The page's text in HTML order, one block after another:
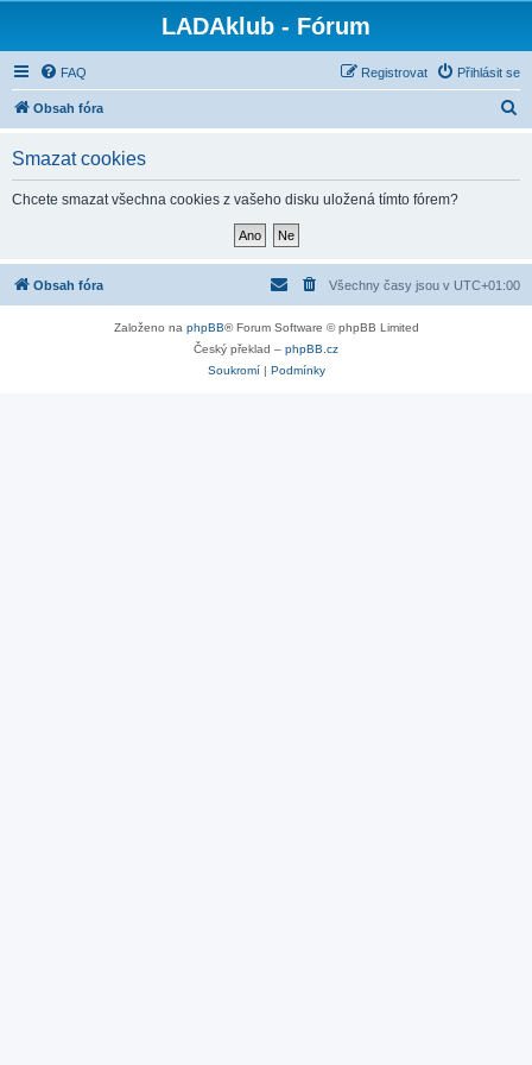
LADAklub - Fórum
FAQ Přihlásit se
Registrovat
Obsah fóra
Smazat cookies
Chcete smazat všechna cookies z vašeho disku uložená tímto fórem?
Obsah fóra Všechny časy jsou v UTC+01:00
Založeno na phpBB® Forum Software © phpBB Limited
Český překlad – phpBB.cz
Soukromí| Podmínky